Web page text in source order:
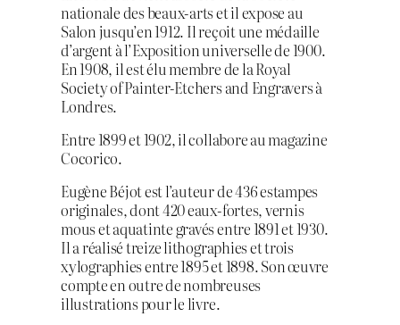
nationale des beaux-arts et il expose au
Salon jusqu’en 1912. Il reçoit une médaille
d’argent à l’Exposition universelle de 1900.
En 1908, il est élu membre de la Royal
Society of Painter-Etchers and Engravers à
Londres.
Entre 1899 et 1902, il collabore au magazine
Cocorico.
Eugène Béjot est l’auteur de 436 estampes
originales, dont 420 eaux-fortes, vernis
mous et aquatinte gravés entre 1891 et 1930.
Il a réalisé treize lithographies et trois
xylographies entre 1895 et 1898. Son œuvre
compte en outre de nombreuses
illustrations pour le livre.